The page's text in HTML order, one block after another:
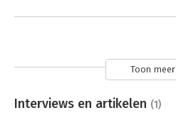
Toon meer
Interviews en artikelen (1)